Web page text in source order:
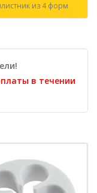
из 4 форм
в течении